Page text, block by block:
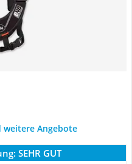
weitere Angebote
SEHR GUT